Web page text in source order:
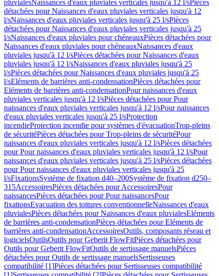
pluvialesNaissances d'eaux pluviales verticales jusqu'à 12 l/sPièces
détachées pour Naissances d'eaux pluviales verticales jusqu'à 12
l/sNaissances d'eaux pluviales verticales jusqu'à 25 l/sPièces
détachées pour Naissances d'eaux pluviales verticales jusqu'à 25
l/sNaissances d'eaux pluviales pour chéneauxPièces détachées pour
Naissances d'eaux pluviales pour chéneauxNaissances d'eaux
pluviales jusqu'à 12 l/sPièces détachées pour Naissances d'eaux
pluviales jusqu'à 12 l/sNaissances d'eaux pluviales jusqu'à 25
l/sPièces détachées pour Naissances d'eaux pluviales jusqu'à 25
l/sEléments de barrières anti-condensationPièces détachées pour
Eléments de barrières anti-condensationPour naissances d'eaux
pluviales verticales jusqu'à 12 l/sPièces détachées pour Pour
naissances d'eaux pluviales verticales jusqu'à 12 l/sPour naissances
d'eaux pluviales verticales jusqu'à 25 l/sProtection
incendieProtection incendie pour systèmes d'évacuationTrop-pleins
de sécuritéPièces détachées pour Trop-pleins de sécuritéPour
naissances d'eaux pluviales verticales jusqu'à 12 l/sPièces détachées
pour Pour naissances d'eaux pluviales verticales jusqu'à 12 l/sPour
naissances d'eaux pluviales verticales jusqu'à 25 l/sPièces détachées
pour Pour naissances d'eaux pluviales verticales jusqu'à 25
l/sFixationsSystème de fixation d40–200Système de fixation d250–
315AccessoiresPièces détachées pour AccessoiresPour
naissancesPièces détachées pour Pour naissancesPour
fixationsEvacuation des toitures conventionnelleNaissances d'eaux
pluvialesPièces détachées pour Naissances d'eaux pluvialesEléments
de barrières anti-condensationPièces détachées pour Eléments de
barrières anti-condensationAccessoiresOutils, composants réseau et
logicielsOutilsOutils pour Geberit FlowFitPièces détachées pour
Outils pour Geberit FlowFitOutils de sertissage manuelsPièces
détachées pour Outils de sertissage manuelsSertisseuses
compatibilité [1]Pièces détachées pour Sertisseuses compatibilité